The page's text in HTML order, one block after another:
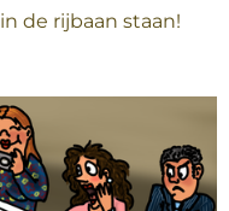
de rijbaan staan!